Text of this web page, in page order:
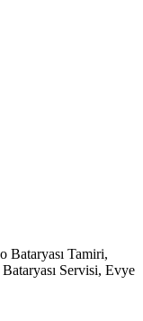
Bataryası Tamiri,
Servisi, Evye